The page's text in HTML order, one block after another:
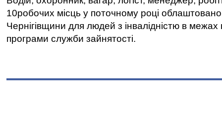
10робочих місць у поточному році
Чернігівщини для людей з інвалідністю в межах
програми служби зайнятості.